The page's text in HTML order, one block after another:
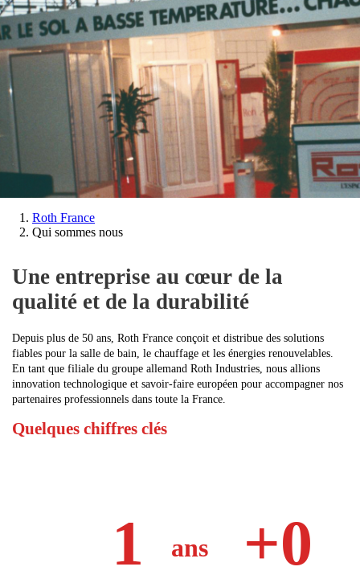
Vous
Roth France
Qui sommes nous
Une entreprise au cœur de la
qualité et de la durabilité
Depuis plus de 50 ans, Roth France conçoit et distribue des solutions
fiables pour la salle de bain, le chauffage et les énergies renouvelables.
En tant que filiale du groupe allemand Roth Industries, nous allions
innovation technologique et savoir-faire européen pour accompagner nos
partenaires professionnels dans toute la France.
Quelques chiffres clés
1 ans 0